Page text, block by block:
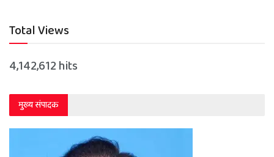
Total Views
4,142,612 hits
मुख्य संपादक